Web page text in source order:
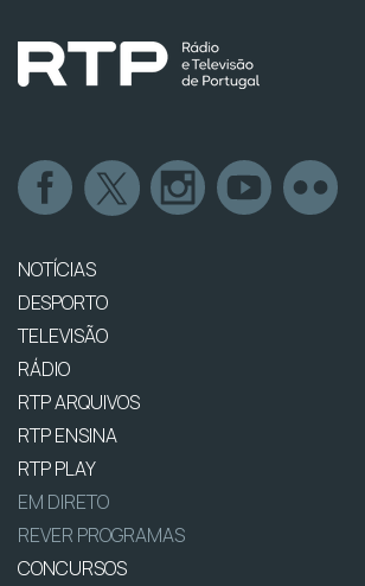
NOTÍCIAS
DESPORTO
TELEVISÃO
RÁDIO
RTP ARQUIVOS
RTP ENSINA
RTP PLAY
EM DIRETO
REVER PROGRAMAS
CONCURSOS